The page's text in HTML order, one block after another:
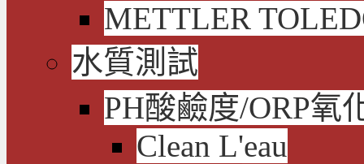
METTLER
水質測試
PH酸鹼度/ORP氧
Clean L'eau